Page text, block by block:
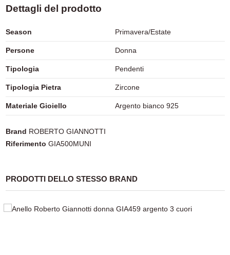
Dettagli del prodotto
Season Primavera/Estate
Persone Donna
Tipologia Pendenti
Tipologia Pietra Zircone
Materiale Gioiello Argento bianco 925
Brand ROBERTO GIANNOTTI
Riferimento GIA500MUNI
PRODOTTI DELLO STESSO BRAND